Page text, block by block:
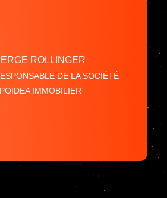
ROLLINGER
DE LA SOCIÉTÉ
IMMOBILIER